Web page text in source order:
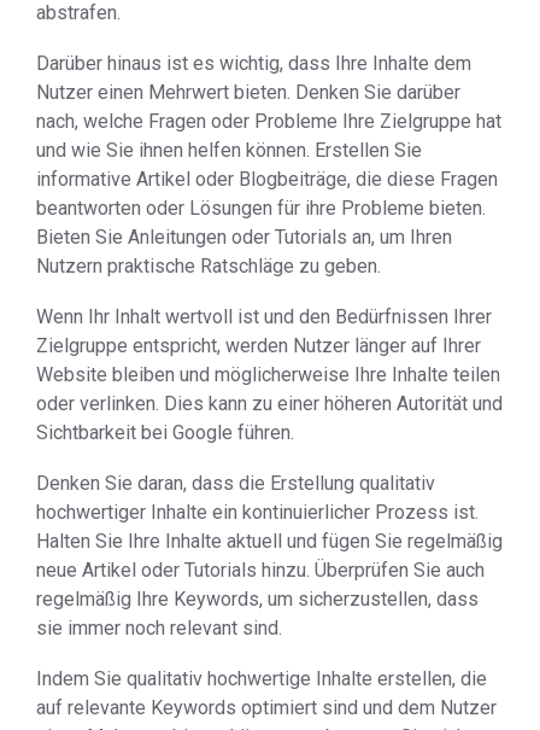
abstrafen.
Darüber hinaus ist es wichtig, dass Ihre Inhalte dem
Nutzer einen Mehrwert bieten. Denken Sie darüber
nach, welche Fragen oder Probleme Ihre Zielgruppe hat
und wie Sie ihnen helfen können. Erstellen Sie
informative Artikel oder Blogbeiträge, die diese Fragen
beantworten oder Lösungen für ihre Probleme bieten.
Bieten Sie Anleitungen oder Tutorials an, um Ihren
Nutzern praktische Ratschläge zu geben.
Wenn Ihr Inhalt wertvoll ist und den Bedürfnissen Ihrer
Zielgruppe entspricht, werden Nutzer länger auf Ihrer
Website bleiben und möglicherweise Ihre Inhalte teilen
oder verlinken. Dies kann zu einer höheren Autorität und
Sichtbarkeit bei Google führen.
Denken Sie daran, dass die Erstellung qualitativ
hochwertiger Inhalte ein kontinuierlicher Prozess ist.
Halten Sie Ihre Inhalte aktuell und fügen Sie regelmäßig
neue Artikel oder Tutorials hinzu. Überprüfen Sie auch
regelmäßig Ihre Keywords, um sicherzustellen, dass
sie immer noch relevant sind.
Indem Sie qualitativ hochwertige Inhalte erstellen, die
auf relevante Keywords optimiert sind und dem Nutzer